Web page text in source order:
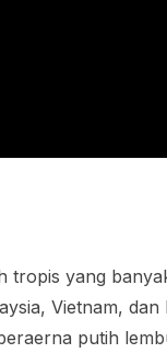
tropis yang
Vietnam,
putih